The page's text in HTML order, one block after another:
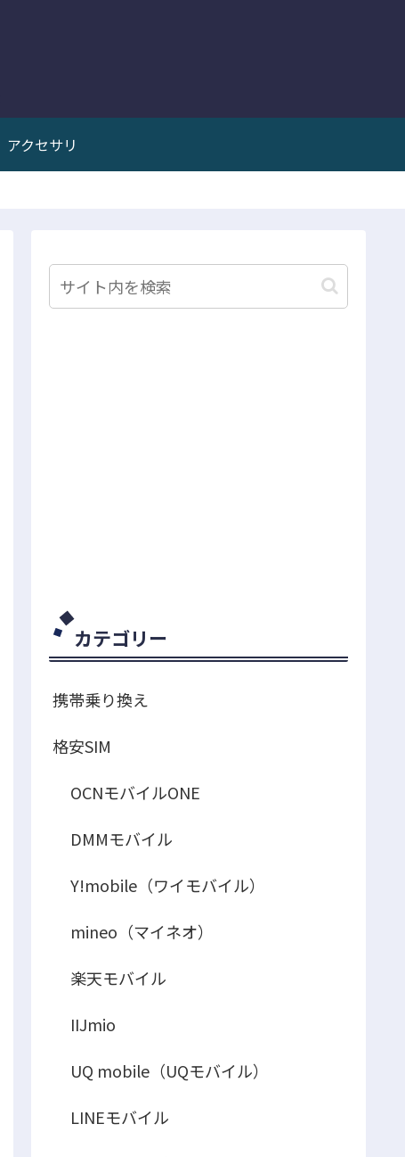
アクセサリ
カテゴリー
携帯乗り換え
格安SIM
OCNモバイルONE
DMMモバイル
Y!mobile（ワイモバイル）
mineo（マイネオ）
楽天モバイル
IIJmio
UQ mobile（UQモバイル）
LINEモバイル